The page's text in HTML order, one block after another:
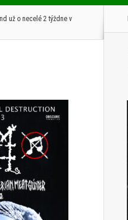
už o necelé 2 týždne v